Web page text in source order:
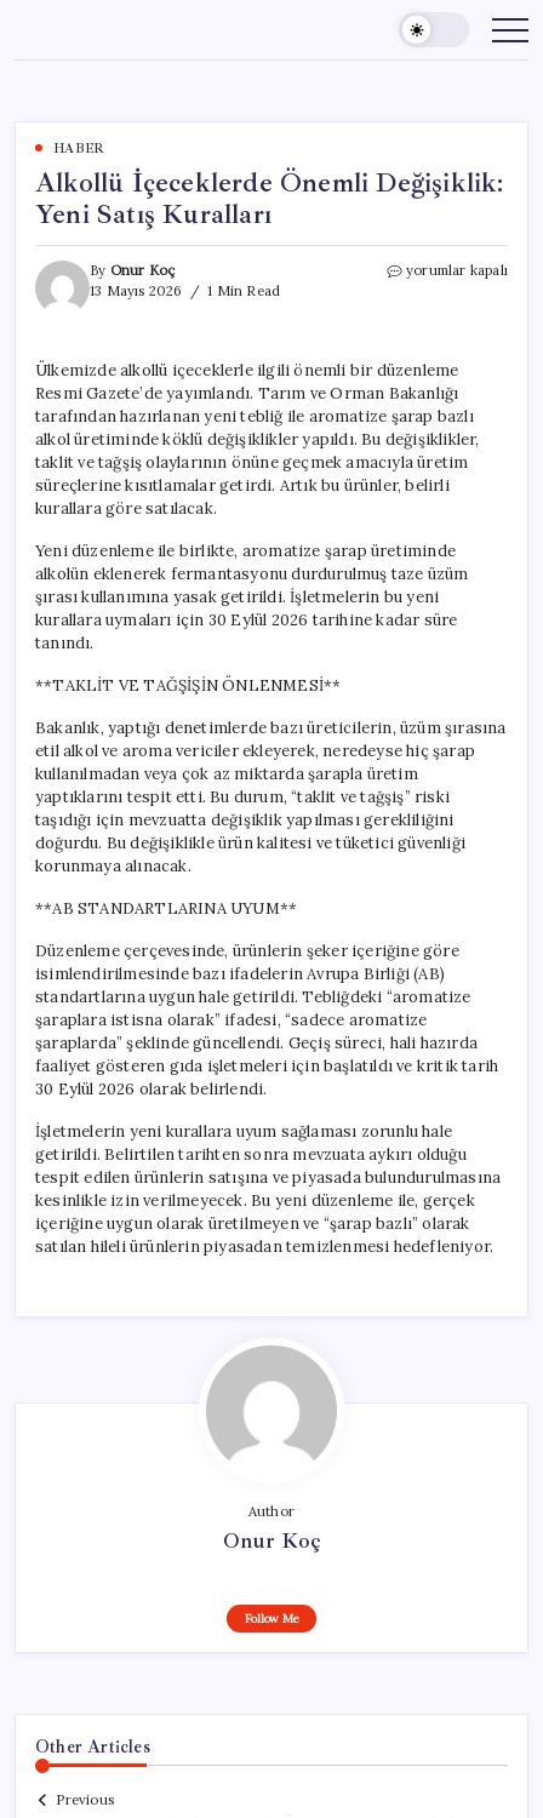
content
HABER
Alkollü İçeceklerde Önemli Değişiklik:
Yeni Satış Kuralları
By Onur Koç
13 Mayıs 2026
1 Min Read
Alkollü
Satış
Kuralları
için
yorumlar kapalı
Ülkemizde alkollü içeceklerle ilgili önemli bir düzenleme
Resmi Gazete’de yayımlandı. Tarım ve Orman Bakanlığı
tarafından hazırlanan yeni tebliğ ile aromatize şarap bazlı
alkol üretiminde köklü değişiklikler yapıldı. Bu değişiklikler,
taklit ve tağşiş olaylarının önüne geçmek amacıyla üretim
süreçlerine kısıtlamalar getirdi. Artık bu ürünler, belirli
kurallara göre satılacak.
Yeni düzenleme ile birlikte, aromatize şarap üretiminde
alkolün eklenerek fermantasyonu durdurulmuş taze üzüm
şırası kullanımına yasak getirildi. İşletmelerin bu yeni
kurallara uymaları için 30 Eylül 2026 tarihine kadar süre
tanındı.
**TAKLİT VE TAĞŞİŞİN ÖNLENMESİ**
Bakanlık, yaptığı denetimlerde bazı üreticilerin, üzüm şırasına
etil alkol ve aroma vericiler ekleyerek, neredeyse hiç şarap
kullanılmadan veya çok az miktarda şarapla üretim
yaptıklarını tespit etti. Bu durum, “taklit ve tağşiş” riski
taşıdığı için mevzuatta değişiklik yapılması gerekliliğini
doğurdu. Bu değişiklikle ürün kalitesi ve tüketici güvenliği
korunmaya alınacak.
**AB STANDARTLARINA UYUM**
Düzenleme çerçevesinde, ürünlerin şeker içeriğine göre
isimlendirilmesinde bazı ifadelerin Avrupa Birliği (AB)
standartlarına uygun hale getirildi. Tebliğdeki “aromatize
şaraplara istisna olarak” ifadesi, “sadece aromatize
şaraplarda” şeklinde güncellendi. Geçiş süreci, hali hazırda
faaliyet gösteren gıda işletmeleri için başlatıldı ve kritik tarih
30 Eylül 2026 olarak belirlendi.
İşletmelerin yeni kurallara uyum sağlaması zorunlu hale
getirildi. Belirtilen tarihten sonra mevzuata aykırı olduğu
tespit edilen ürünlerin satışına ve piyasada bulundurulmasına
kesinlikle izin verilmeyecek. Bu yeni düzenleme ile, gerçek
içeriğine uygun olarak üretilmeyen ve “şarap bazlı” olarak
satılan hileli ürünlerin piyasadan temizlenmesi hedefleniyor.
Author
Onur Koç
Follow Me
Other Articles
Previous